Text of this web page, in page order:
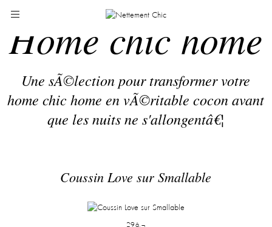
Home chic home
Une sÃ©lection pour transformer votre
home chic home en vÃ©ritable cocon avant
que les nuits ne s'allongentâ€¦
Coussin Love sur Smallable
29â‚¬